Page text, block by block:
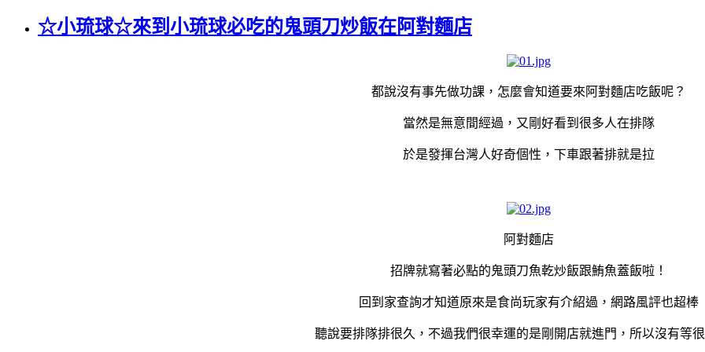
☆小琉球☆來到小琉球必吃的鬼頭刀炒飯在阿對麵店
都說沒有事先做功課，怎麼會知道要來阿對麵店吃飯呢？
當然是無意間經過，又剛好看到很多人在排隊
於是發揮台灣人好奇個性，下車跟著排就是拉
阿對麵店
招牌就寫著必點的鬼頭刀魚乾炒飯跟鮪魚蓋飯啦！
回到家查詢才知道原來是食尚玩家有介紹過，網路風評也超棒
聽說要排隊排很久，不過我們很幸運的是剛開店就進門，所以沒有等